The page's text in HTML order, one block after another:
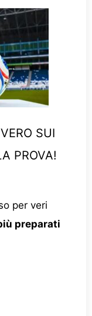
SUI
PROVA!
per veri
preparati